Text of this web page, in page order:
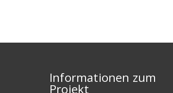
Informationen zum
Projekt